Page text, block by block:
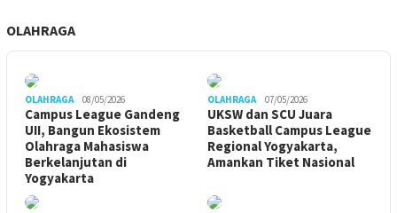
OLAHRAGA
OLAHRAGA 08/05/2026
Campus League Gandeng
UII, Bangun Ekosistem
Olahraga Mahasiswa
Berkelanjutan di
Yogyakarta
OLAHRAGA 07/05/2026
UKSW dan SCU Juara
Basketball Campus League
Regional Yogyakarta,
Amankan Tiket Nasional